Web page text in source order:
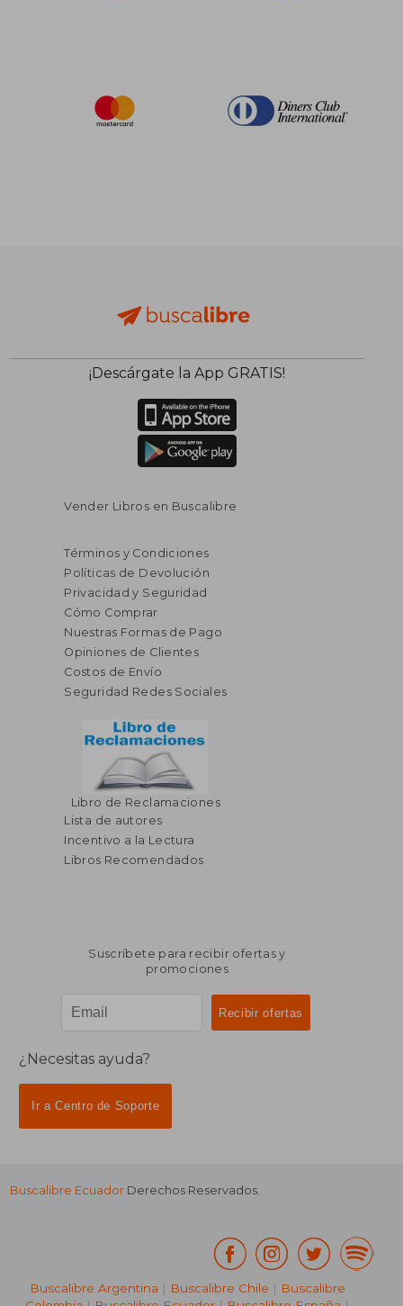
¡Descárgate la App GRATIS!
Vender Libros en Buscalibre
Términos y Condiciones
Políticas de Devolución
Privacidad y Seguridad
Cómo Comprar
Nuestras Formas de Pago
Opiniones de Clientes
Costos de Envío
Seguridad Redes Sociales
Libro de Reclamaciones
Lista de autores
Incentivo a la Lectura
Libros Recomendados
Suscríbete para recibir ofertas y
promociones
¿Necesitas ayuda?
Ir a Centro de Soporte
Buscalibre Ecuador Derechos Reservados.
Buscalibre Argentina | Buscalibre Chile | Buscalibre